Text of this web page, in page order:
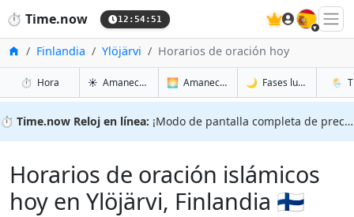
⏱️ Time.now 12:54:52 🇪🇸
InicioFinlandia Ylöjärvi Horarios de oración hoy
⏱️ Horaen Ylöjärvi
☀️ Amanecer y atardecer en Ylöjärvi
🌅 Amanecer y atardecer mañana en
🌙 Fases lunares en🌦️
⏱️ Time.now Reloj en línea: ¡Modo de pantalla completa de precisión!
Horarios de oración islámicos
hoy en Ylöjärvi, Finlandia 🇫🇮